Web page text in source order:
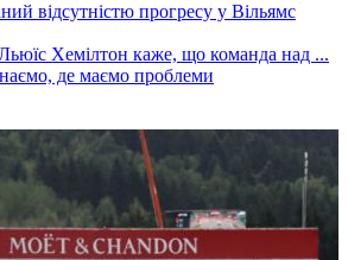
відсутністю прогресу у Вільямс
де маємо проблеми